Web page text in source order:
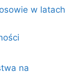
w latach
na